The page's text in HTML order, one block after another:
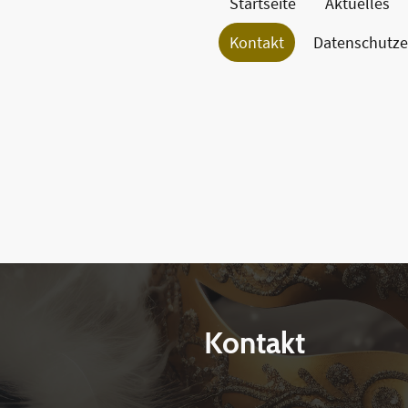
Kontakt
Kontakt